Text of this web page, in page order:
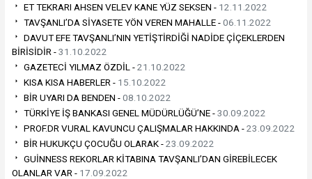
ET TEKRARI AHSEN VELEV KANE YÜZ SEKSEN - 12.11.2022
TAVŞANLI’DA SİYASETE YÖN VEREN MAHALLE -06.11.2022
DAVUT EFE TAVŞANLI’NIN YETİŞTİRDİĞİ NADİDE ÇİÇEKLERDEN
BİRİSİDİR -31.10.2022
GAZETECİ YILMAZ ÖZDİL -21.10.2022
KISA KISA HABERLER - 15.10.2022
BİR UYARI DA BENDEN -08.10.2022
TÜRKİYE İŞ BANKASI GENEL MÜDÜRLÜĞÜ’NE -30.09.2022
PROF.DR VURAL KAVUNCU ÇALIŞMALAR HAKKINDA -23.09.2022
BİR HUKUKÇU ÇOCUĞU OLARAK -23.09.2022
GUİNNESS REKORLAR KİTABINA TAVŞANLI’DAN GİREBİLECEK
OLANLAR VAR - 17.09.2022